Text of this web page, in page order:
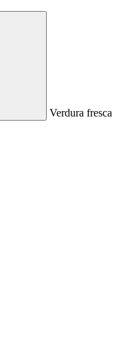
Verdura fresca